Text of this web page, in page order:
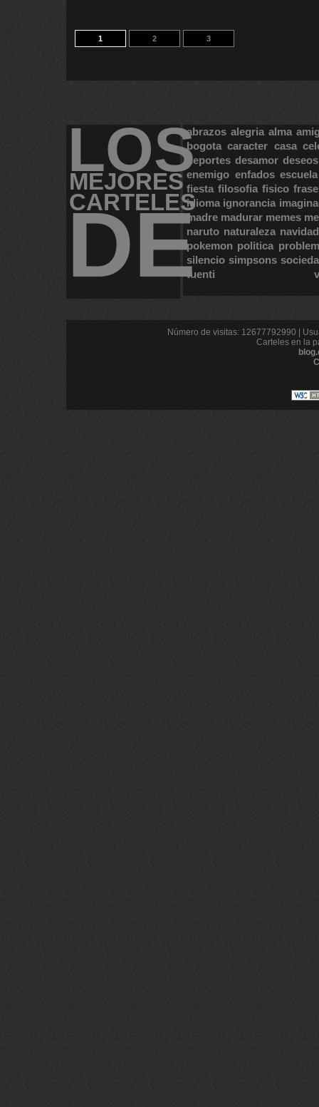
1 2 3
LOS
MEJORES
CARTELES
DE
abrazos alegria alma
bogota caracter casa
deportes desamor deseos
enemigo enfados escuela
fiesta filosofia fisico
idioma ignorancia
madre madurar memes
naruto naturaleza navidad
pokemon politica
silencio simpsons
tuenti
Número de visitas: 12677792990 |
Carteles en la